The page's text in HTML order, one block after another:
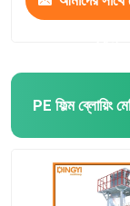
PE ফিল্ম ব্লোয়িং